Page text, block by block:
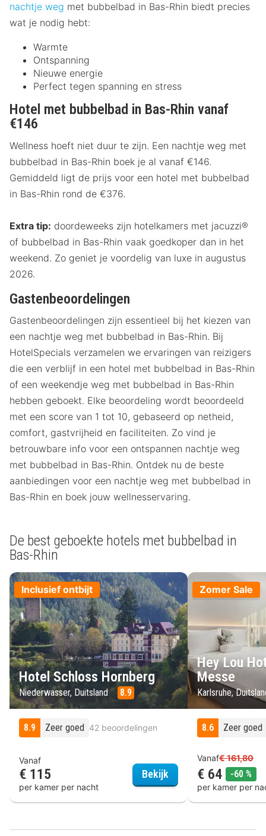
nachtje weg met bubbelbad in Bas-Rhin biedt precies
wat je nodig hebt:
Warmte
Ontspanning
Nieuwe energie
Perfect tegen spanning en stress
Hotel met bubbelbad in Bas-Rhin vanaf
€146
Wellness hoeft niet duur te zijn. Een nachtje weg met
bubbelbad in Bas-Rhin boek je al vanaf €146.
Gemiddeld ligt de prijs voor een hotel met bubbelbad
in Bas-Rhin rond de €376.
Extra tip: doordeweeks zijn hotelkamers met jacuzzi®
of bubbelbad in Bas-Rhin vaak goedkoper dan in het
weekend. Zo geniet je voordelig van luxe in augustus
2026.
Gastenbeoordelingen
Gastenbeoordelingen zijn essentieel bij het kiezen van
een nachtje weg met bubbelbad in Bas-Rhin. Bij
HotelSpecials verzamelen we ervaringen van reizigers
die een verblijf in een hotel met bubbelbad in Bas-Rhin
of een weekendje weg met bubbelbad in Bas-Rhin
hebben geboekt. Elke beoordeling wordt beoordeeld
met een score van 1 tot 10, gebaseerd op netheid,
comfort, gastvrijheid en faciliteiten. Zo vind je
betrouwbare info voor een ontspannen nachtje weg
met bubbelbad in Bas-Rhin. Ontdek nu de beste
aanbiedingen voor een nachtje weg met bubbelbad in
Bas-Rhin en boek jouw wellnesservaring.
De best geboekte hotels met bubbelbad in
Bas-Rhin
Inclusief ontbijt
Hotel Schloss Hornberg
Niederwasser, Duitsland 8.9
8.9 Zeer goed 42 beoordelingen
Vanaf
€ 115
per kamer per nacht
Bekijk Hotel Schloss
Zomer Sale
Hey Lou
Messe
Karlsruhe,
8.6 Zeer goed
Vanaf€ 161,80
€ 64 -60 %
per kamer per